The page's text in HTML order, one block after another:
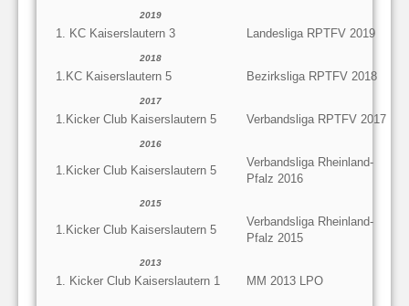
2019
1. KC Kaiserslautern 3 Landesliga RPTFV 2019
2018
1.KC Kaiserslautern 5 Bezirksliga RPTFV 2018
2017
1.Kicker Club Kaiserslautern 5 Verbandsliga RPTFV 2017
2016
1.Kicker Club Kaiserslautern 5
Verbandsliga Rheinland-
Pfalz 2016
2015
1.Kicker Club Kaiserslautern 5
Verbandsliga Rheinland-
Pfalz 2015
2013
1. Kicker Club Kaiserslautern 1 MM 2013 LPO